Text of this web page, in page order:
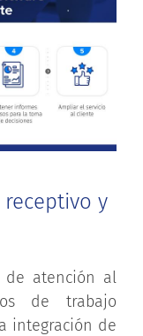
y
de atención al
de trabajo
integración de